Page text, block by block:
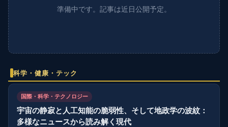
準備中です。記事は近日公開予定。
科学・健康・テック
国際・科学・テクノロジー
宇宙の静寂と人工知能の脆弱性、そして地政学の波紋：
多様なニュースから読み解く現代